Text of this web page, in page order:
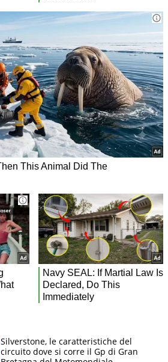
Silverstone, le caratteristiche del
circuito dove si corre il Gp di Gran